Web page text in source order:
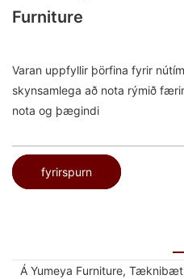
Furniture
Varan uppfyllir þörfina fyrir
skynsamlega að nota rýmið
nota og þægindi
fyrirspurn
Á Yumeya Furniture,